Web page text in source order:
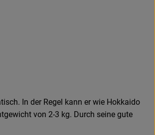
In der Regel kann er wie Hokkaido
von 2-3 kg. Durch seine gute